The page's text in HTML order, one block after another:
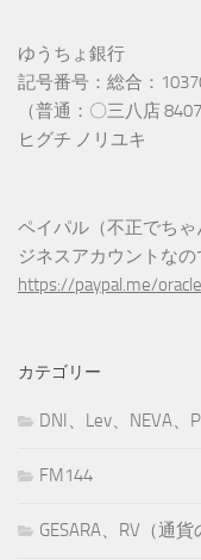
ゆうちょ銀行
記号番号：総合：
（普通：〇三八店
ヒグチ ノリユキ
ペイパル（不正でち
ジネスアカウントなの
https://paypal.me/
カテゴリー
DNI、Lev、NEVA、
FM144
GESARA、RV（通貨